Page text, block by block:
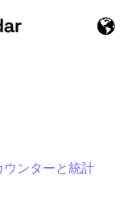
ンターと統計